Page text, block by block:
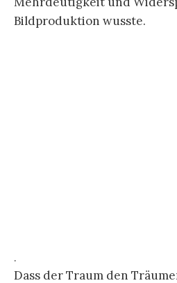
Bildunterschrift „El Autor
einem bedenkenswerten
zu positionieren, dann ist